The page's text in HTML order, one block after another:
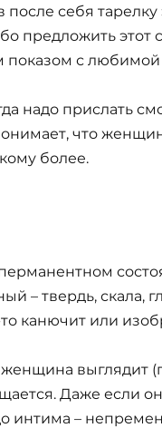
себя
предложить
с любимой
надо прислать
что
более.
– твердь, скала,
канючит или
выглядит
Даже если
интима –